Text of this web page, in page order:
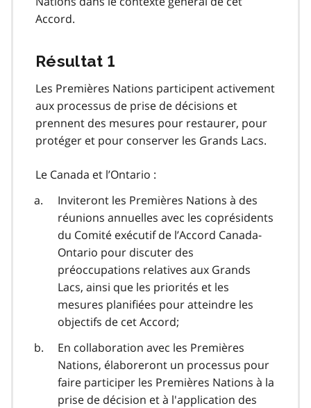
Accord.
Résultat 1
Les Premières Nations participent activement
aux processus de prise de décisions et
prennent des mesures pour restaurer, pour
protéger et pour conserver les Grands Lacs.
Le Canada et l’Ontario :
Inviteront les Premières Nations à des
réunions annuelles avec les coprésidents
du Comité exécutif de l’Accord Canada-
Ontario pour discuter des
préoccupations relatives aux Grands
Lacs, ainsi que les priorités et les
mesures planifiées pour atteindre les
objectifs de cet Accord;
En collaboration avec les Premières
Nations, élaboreront un processus pour
faire participer les Premières Nations à la
prise de décision et à l'application des